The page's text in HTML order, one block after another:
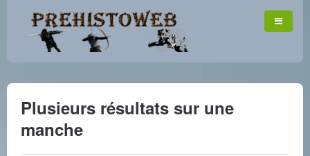
Plusieurs résultats sur une
manche